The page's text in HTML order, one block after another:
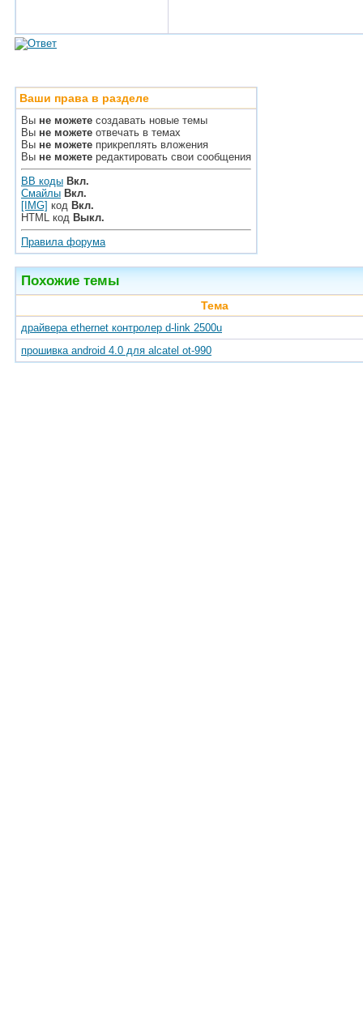
Ваши права в разделе
Вы не можете создавать новые темы
Вы не можете отвечать в темах
Вы не можете прикреплять вложения
Вы не можете редактировать свои сообщения
BB коды Вкл.
Смайлы Вкл.
[IMG] код Вкл.
HTML код Выкл.
Правила форума
Похожие темы
Тема
драйвера ethernet контролер d-link 2500u
прошивка android 4.0 для alcatel ot-990